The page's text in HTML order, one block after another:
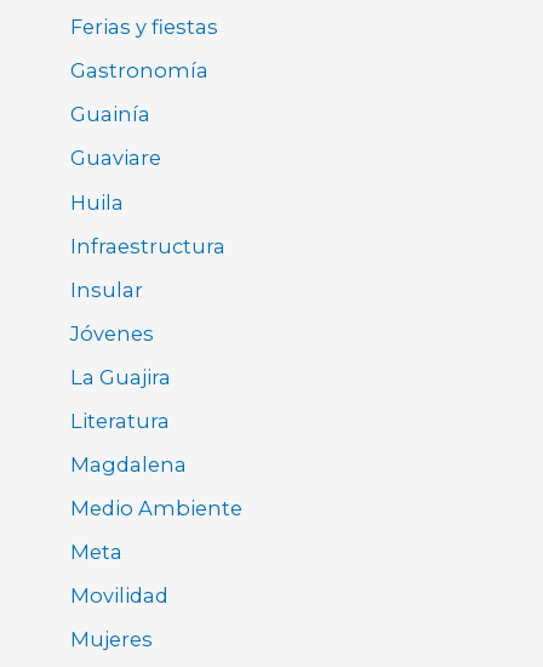
Ferias y fiestas
Gastronomía
Guainía
Guaviare
Huila
Infraestructura
Insular
Jóvenes
La Guajira
Literatura
Magdalena
Medio Ambiente
Meta
Movilidad
Mujeres